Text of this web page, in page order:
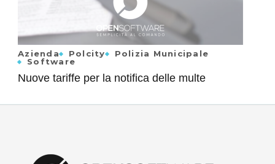
Azienda Polcity
Polizia Municipale
Software
Nuove tariffe per la notifica delle multe